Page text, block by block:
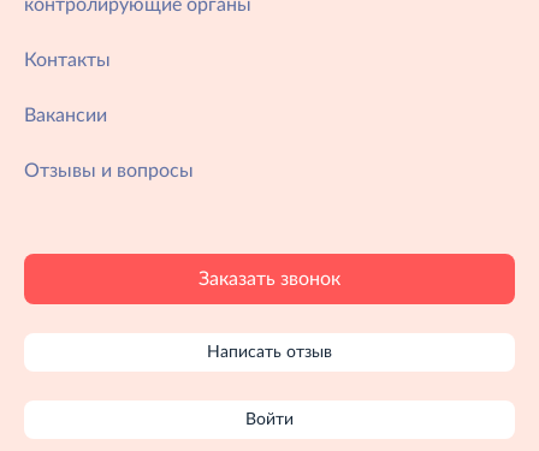
контролирующие органы
Контакты
Вакансии
Отзывы и вопросы
Заказать звонок
Написать отзыв
Войти